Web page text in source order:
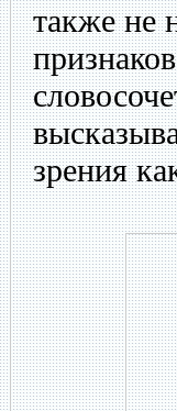
также не
зрения